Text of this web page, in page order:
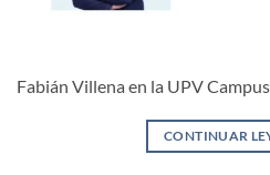
Fabián Villena en la UPV
CONTINUAR